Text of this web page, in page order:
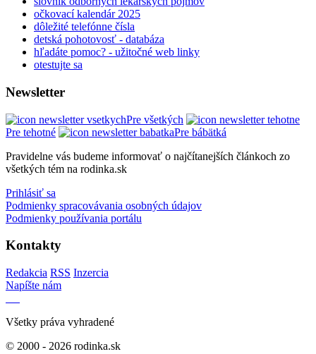
očkovací kalendár 2025
dôležité telefónne čísla
detská pohotovosť - databáza
hľadáte pomoc? - užitočné web linky
otestujte sa
Newsletter
Pre všetkých
Pre tehotné
Pre bábätká
Pravidelne vás budeme informovať o najčítanejších článkoch zo
všetkých tém na rodinka.sk
Prihlásiť sa
Podmienky spracovávania osobných údajov
Podmienky používania portálu
Kontakty
Redakcia RSS Inzercia
Napíšte nám
Všetky práva vyhradené
© 2000 - 2026 rodinka.sk